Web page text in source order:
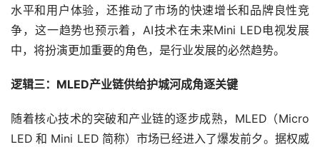
水平和用户体验，‌还推动了市场的快速增长和品牌良性竞
争，‌这一趋势也预示着，AI技术在未来Mini LED电视发展
中，将扮演更加重要的角色，‌是行业发展的必然趋势。
逻辑三：MLED产业链供给护城河成角逐关键
随着核心技术的突破和产业链的逐步成熟，MLED（Micro
LED 和 Mini LED 简称）市场已经进入了爆发前夕。据权威